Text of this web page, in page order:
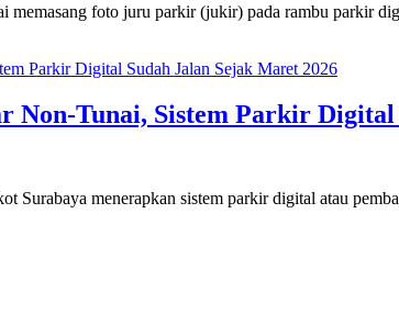
memasang foto juru parkir (jukir) pada rambu parkir
Non-Tunai, Sistem Parkir
Surabaya menerapkan sistem parkir digital atau